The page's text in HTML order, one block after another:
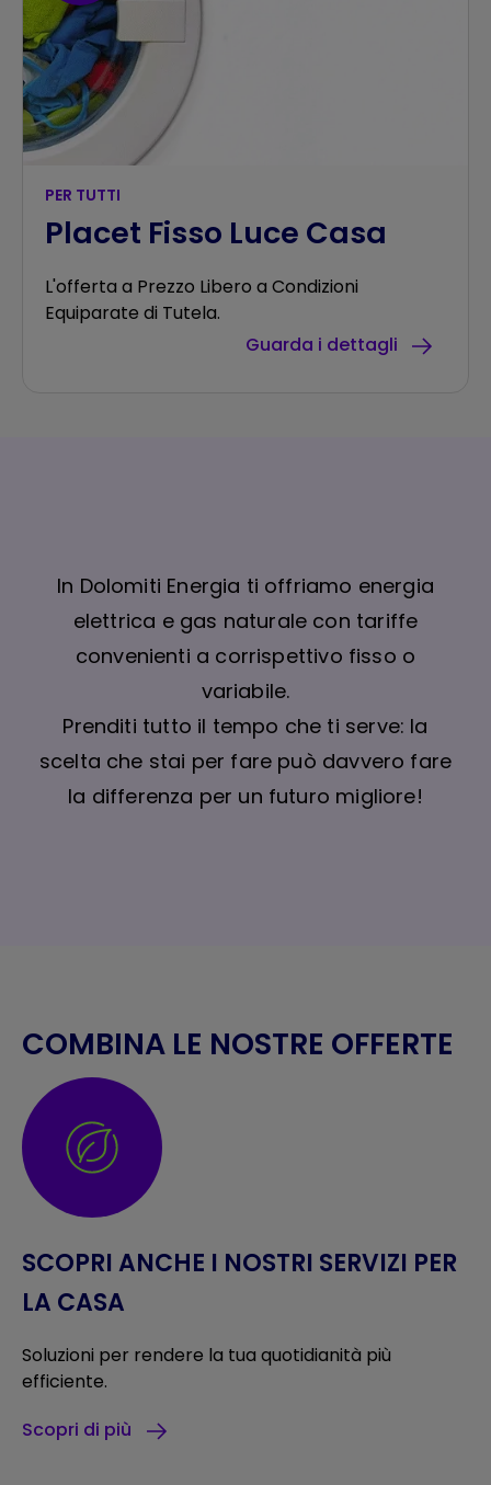
PER TUTTI
Placet Fisso Luce Casa
L'offerta a Prezzo Libero a Condizioni
Equiparate di Tutela.
Guarda i dettagli
In Dolomiti Energia ti offriamo energia
elettrica e gas naturale con tariffe
convenienti a corrispettivo fisso o
variabile.
Prenditi tutto il tempo che ti serve: la
scelta che stai per fare può davvero fare
la differenza per un futuro migliore!
COMBINA LE NOSTRE OFFERTE
SCOPRI ANCHE I NOSTRI SERVIZI PER
LA CASA
Soluzioni per rendere la tua quotidianità più
efficiente.
Scopri di più